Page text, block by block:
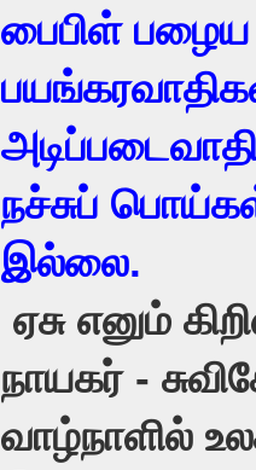
பைபிள் பழைய
நச்சுப்
இல்லை.
ஏசு எனும்
நாயகர் -
வாழ்நாளில்